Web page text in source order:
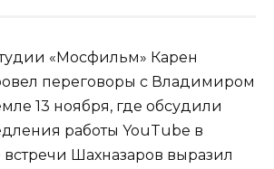
«Мосфильм» Карен
переговоры с Владимиром
13 ноября, где обсудили
работы YouTube в
Шахназаров выразил